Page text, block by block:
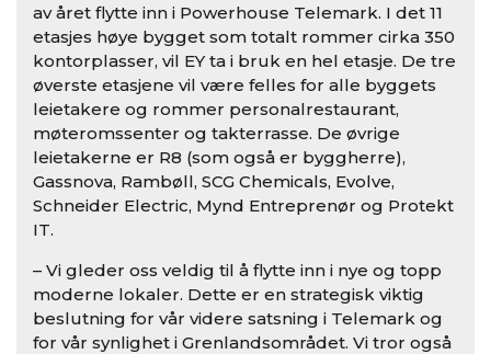
av året flytte inn i Powerhouse Telemark. I det 11
etasjes høye bygget som totalt rommer cirka 350
kontorplasser, vil EY ta i bruk en hel etasje. De tre
øverste etasjene vil være felles for alle byggets
leietakere og rommer personalrestaurant,
møteromssenter og takterrasse. De øvrige
leietakerne er R8 (som også er byggherre),
Gassnova, Rambøll, SCG Chemicals, Evolve,
Schneider Electric, Mynd Entreprenør og Protekt
IT.
– Vi gleder oss veldig til å flytte inn i nye og topp
moderne lokaler. Dette er en strategisk viktig
beslutning for vår videre satsning i Telemark og
for vår synlighet i Grenlandsområdet. Vi tror også